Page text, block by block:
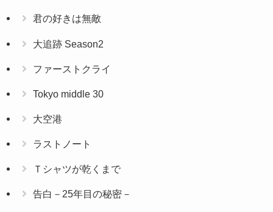
君の好きは無敵
大追跡 Season2
ファーストクライ
Tokyo middle 30
大空港
ラストノート
Ｔシャツが乾くまで
告白－25年目の秘密－